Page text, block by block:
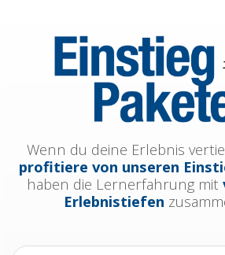
Wenn du deine Erlebnis
profitiere von unseren
haben die Lernerfahrung mit
Erlebnistiefen